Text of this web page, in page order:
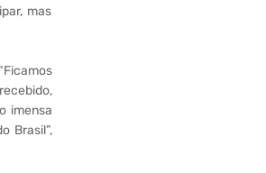
mas
imensa
Brasil”,